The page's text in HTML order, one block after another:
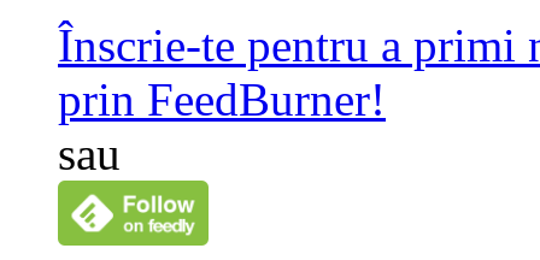
Înscrie-te pentru a primi
prin FeedBurner!
sau